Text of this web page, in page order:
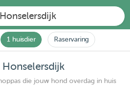
Honselersdijk
1 huisdier Raservaring
die jouw hond overdag in huis